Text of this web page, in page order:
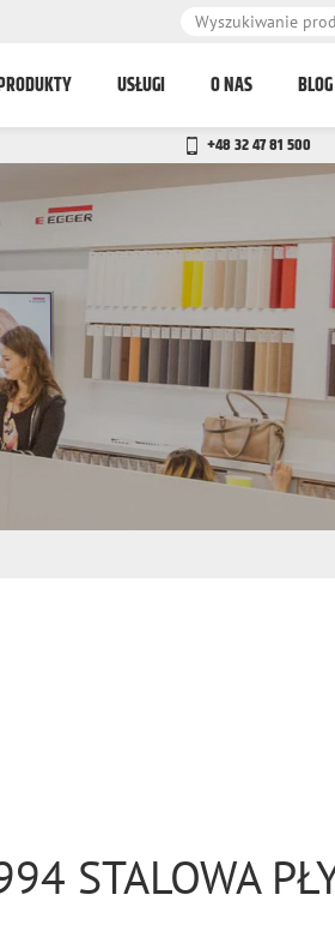
USŁUGI O NAS BLOG
+48 32 47 81 500
STALOWA